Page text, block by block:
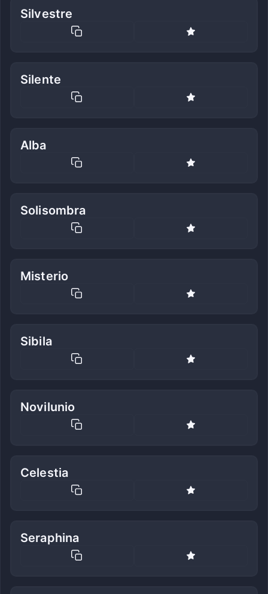
Silvestre
Silente
Alba
Solisombra
Misterio
Sibila
Novilunio
Celestia
Seraphina